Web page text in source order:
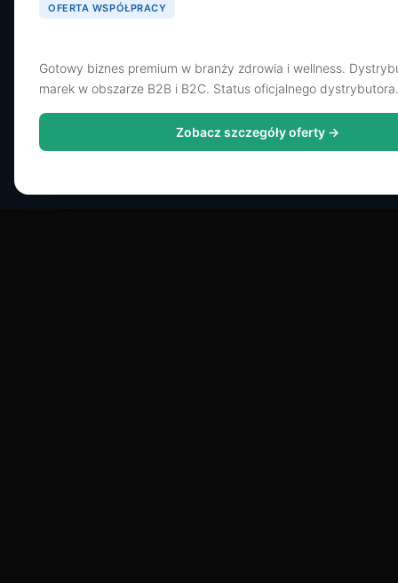
OFERTA WSPÓŁPRACY
Gotowy biznes premium w branży zdrowia i wellness.
marek w obszarze B2B i B2C. Status oficjalnego dystrybutora.
Zobacz szczegóły oferty →